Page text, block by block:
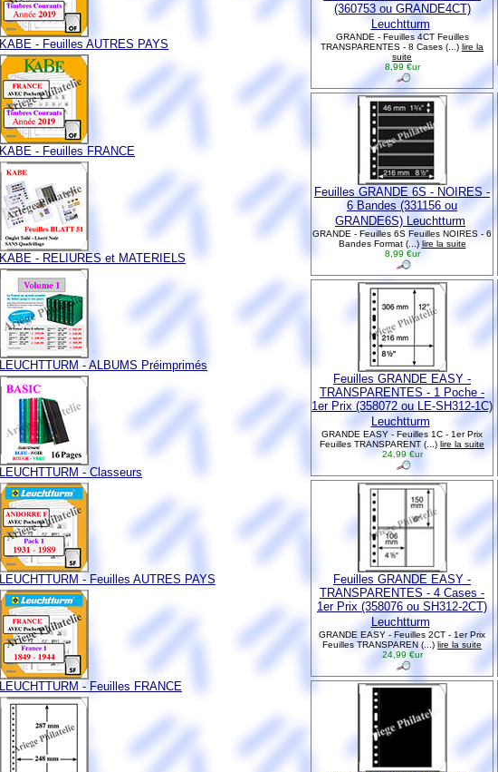
KABE - Feuilles AUTRES PAYS
KABE - Feuilles FRANCE
KABE - RELIURES et MATERIELS
LEUCHTTURM - ALBUMS Préimprimés
LEUCHTTURM - Classeurs
LEUCHTTURM - Feuilles AUTRES PAYS
LEUCHTTURM - Feuilles FRANCE
(360753 ou GRANDE4CT)
Leuchtturm
GRANDE - Feuilles 4CT Feuilles
TRANSPARENTES - 8 Cases (...) lire la
suite
8,99 €ur
Feuilles GRANDE 6S - NOIRES -
6 Bandes (331156 ou
GRANDE6S) Leuchtturm
GRANDE - Feuilles 6S Feuilles NOIRES - 6
Bandes Format (...) lire la suite
8,99 €ur
Feuilles GRANDE EASY -
TRANSPARENTES - 1 Poche -
1er Prix (358072 ou LE-SH312-1C)
Leuchtturm
GRANDE EASY - Feuilles 1C - 1er Prix
Feuilles TRANSPARENT (...) lire la suite
24,99 €ur
Feuilles GRANDE EASY -
TRANSPARENTES - 4 Cases -
1er Prix (358076 ou SH312-2CT)
Leuchtturm
GRANDE EASY - Feuilles 2CT - 1er Prix
Feuilles TRANSPAREN (...) lire la suite
24,99 €ur